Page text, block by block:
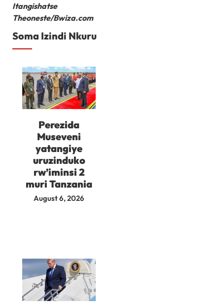
Itangishatse
Theoneste/Bwiza.com
Soma Izindi Nkuru
Perezida
Museveni
yatangiye
uruzinduko
rw’iminsi 2
muri Tanzania
August 6, 2026